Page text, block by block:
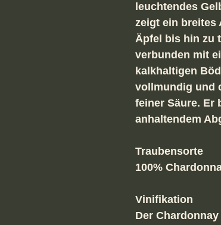
leuchtendes
zeigt ein breites
Äpfel bis hin zu
verbunden mit
kalkhaltigen
vollmundig und
feiner Säure. Er
anhaltendem
Traubensorte
100%
Vinifikation
Der